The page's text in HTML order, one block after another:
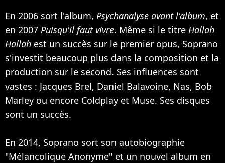
En 2006 sort l'album, Psychanalyse avant l'album, et
en 2007 Puisqu'il faut vivre. Même si le titre Hallah
Hallah est un succès sur le premier opus, Soprano
s'investit beaucoup plus dans la composition et la
production sur le second. Ses influences sont
vastes : Jacques Brel, Daniel Balavoine, Nas, Bob
Marley ou encore Coldplay et Muse. Ses disques
sont un succès.
En 2014, Soprano sort son autobiographie
"Mélancolique Anonyme" et un nouvel album en